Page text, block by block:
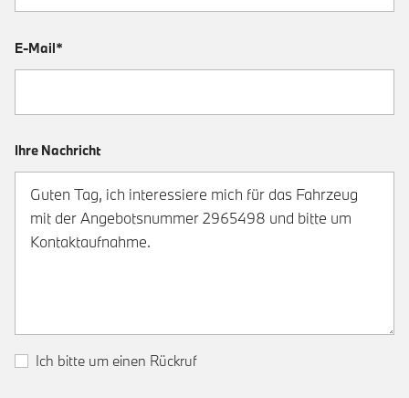
E-Mail*
Ihre Nachricht
Ich bitte um einen Rückruf